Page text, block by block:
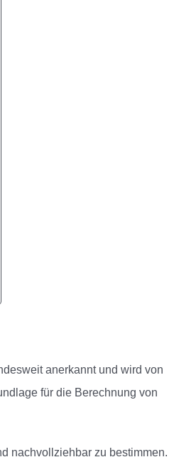
anerkannt und wird von
für die Berechnung von
nachvollziehbar zu bestimmen.